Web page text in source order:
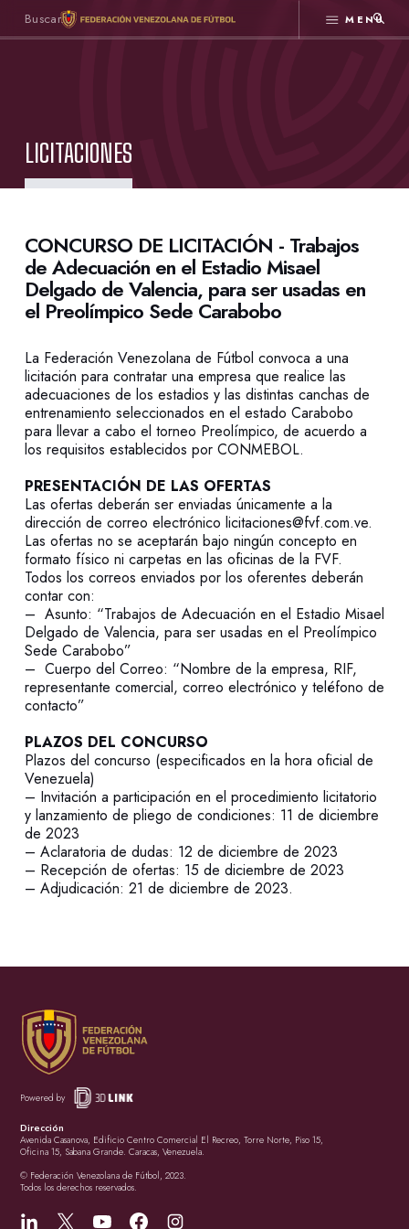
MENÚ
LICITACIONES
CONCURSO DE LICITACIÓN - Trabajos
de Adecuación en el Estadio Misael
Delgado de Valencia, para ser usadas en
el Preolímpico Sede Carabobo
La Federación Venezolana de Fútbol convoca a una
licitación para contratar una empresa que realice las
adecuaciones de los estadios y las distintas canchas de
entrenamiento seleccionados en el estado Carabobo
para llevar a cabo el torneo Preolímpico, de acuerdo a
los requisitos establecidos por CONMEBOL.
PRESENTACIÓN DE LAS OFERTAS
Las ofertas deberán ser enviadas únicamente a la
dirección de correo electrónico licitaciones@fvf.com.ve.
Las ofertas no se aceptarán bajo ningún concepto en
formato físico ni carpetas en las oficinas de la FVF.
Todos los correos enviados por los oferentes deberán
contar con:
– Asunto: “Trabajos de Adecuación en el Estadio Misael
Delgado de Valencia, para ser usadas en el Preolímpico
Sede Carabobo”
– Cuerpo del Correo: “Nombre de la empresa, RIF,
representante comercial, correo electrónico y teléfono de
contacto”
PLAZOS DEL CONCURSO
Plazos del concurso (especificados en la hora oficial de
Venezuela)
– Invitación a participación en el procedimiento licitatorio
y lanzamiento de pliego de condiciones: 11 de diciembre
de 2023
– Aclaratoria de dudas: 12 de diciembre de 2023
– Recepción de ofertas: 15 de diciembre de 2023
– Adjudicación: 21 de diciembre de 2023.
Powered by
Dirección
Avenida Casanova, Edificio Centro Comercial El Recreo, Torre Norte, Piso 15,
Oficina 15, Sabana Grande. Caracas, Venezuela.
© Federación Venezolana de Fútbol, 2023.
Todos los derechos reservados.